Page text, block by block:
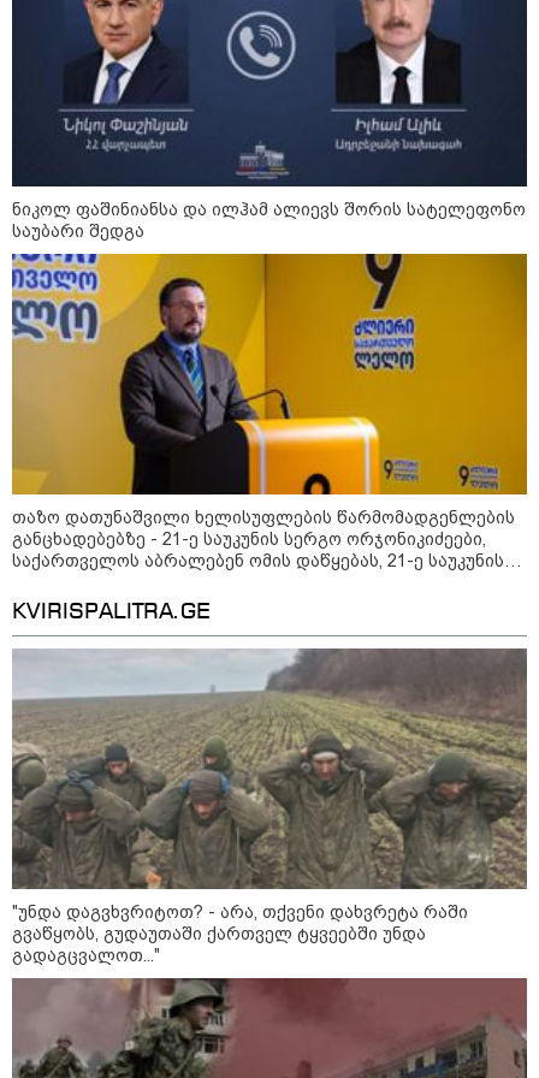
როგორ ჩავიცვათ 40 წლის
შემდეგ: მილიონერების
სტილისტის 8 ოქროს წესი და
აუცილებელი სამოსი
სამართალი
11:40 / 07-08-2026
"დაკავებულია 3 პირი, რომლებიც
სისტემატურად ამზადებდნენ ცნობილი
ბრენდების ფალსიფიცირებულ ვისკისა და
სხვა ალკოჰოლურ სასმელებს" -
საგამოძიებო სამსახური
22:49 / 07-08-2026
თბილისში "გლოვოს" კურიერს
ნიკოლ ფაშინიანსა და ილჰამ ალიევს შორის სატელეფონო
საუბარი შედგა
თაზო დათუნაშვილი ხელისუფლების წარმომადგენლების
განცხადებებზე - 21-ე საუკუნის სერგო ორჯონიკიძეები,
საქართველოს აბრალებენ ომის დაწყებას, 21-ე საუკუნის
KVIRISPALITRA.GE
"უნდა დაგვხვრიტოთ? - არა, თქვენი დახვრეტა რაში
გვაწყობს, გუდაუთაში ქართველ ტყვეებში უნდა
გადაგცვალოთ..."